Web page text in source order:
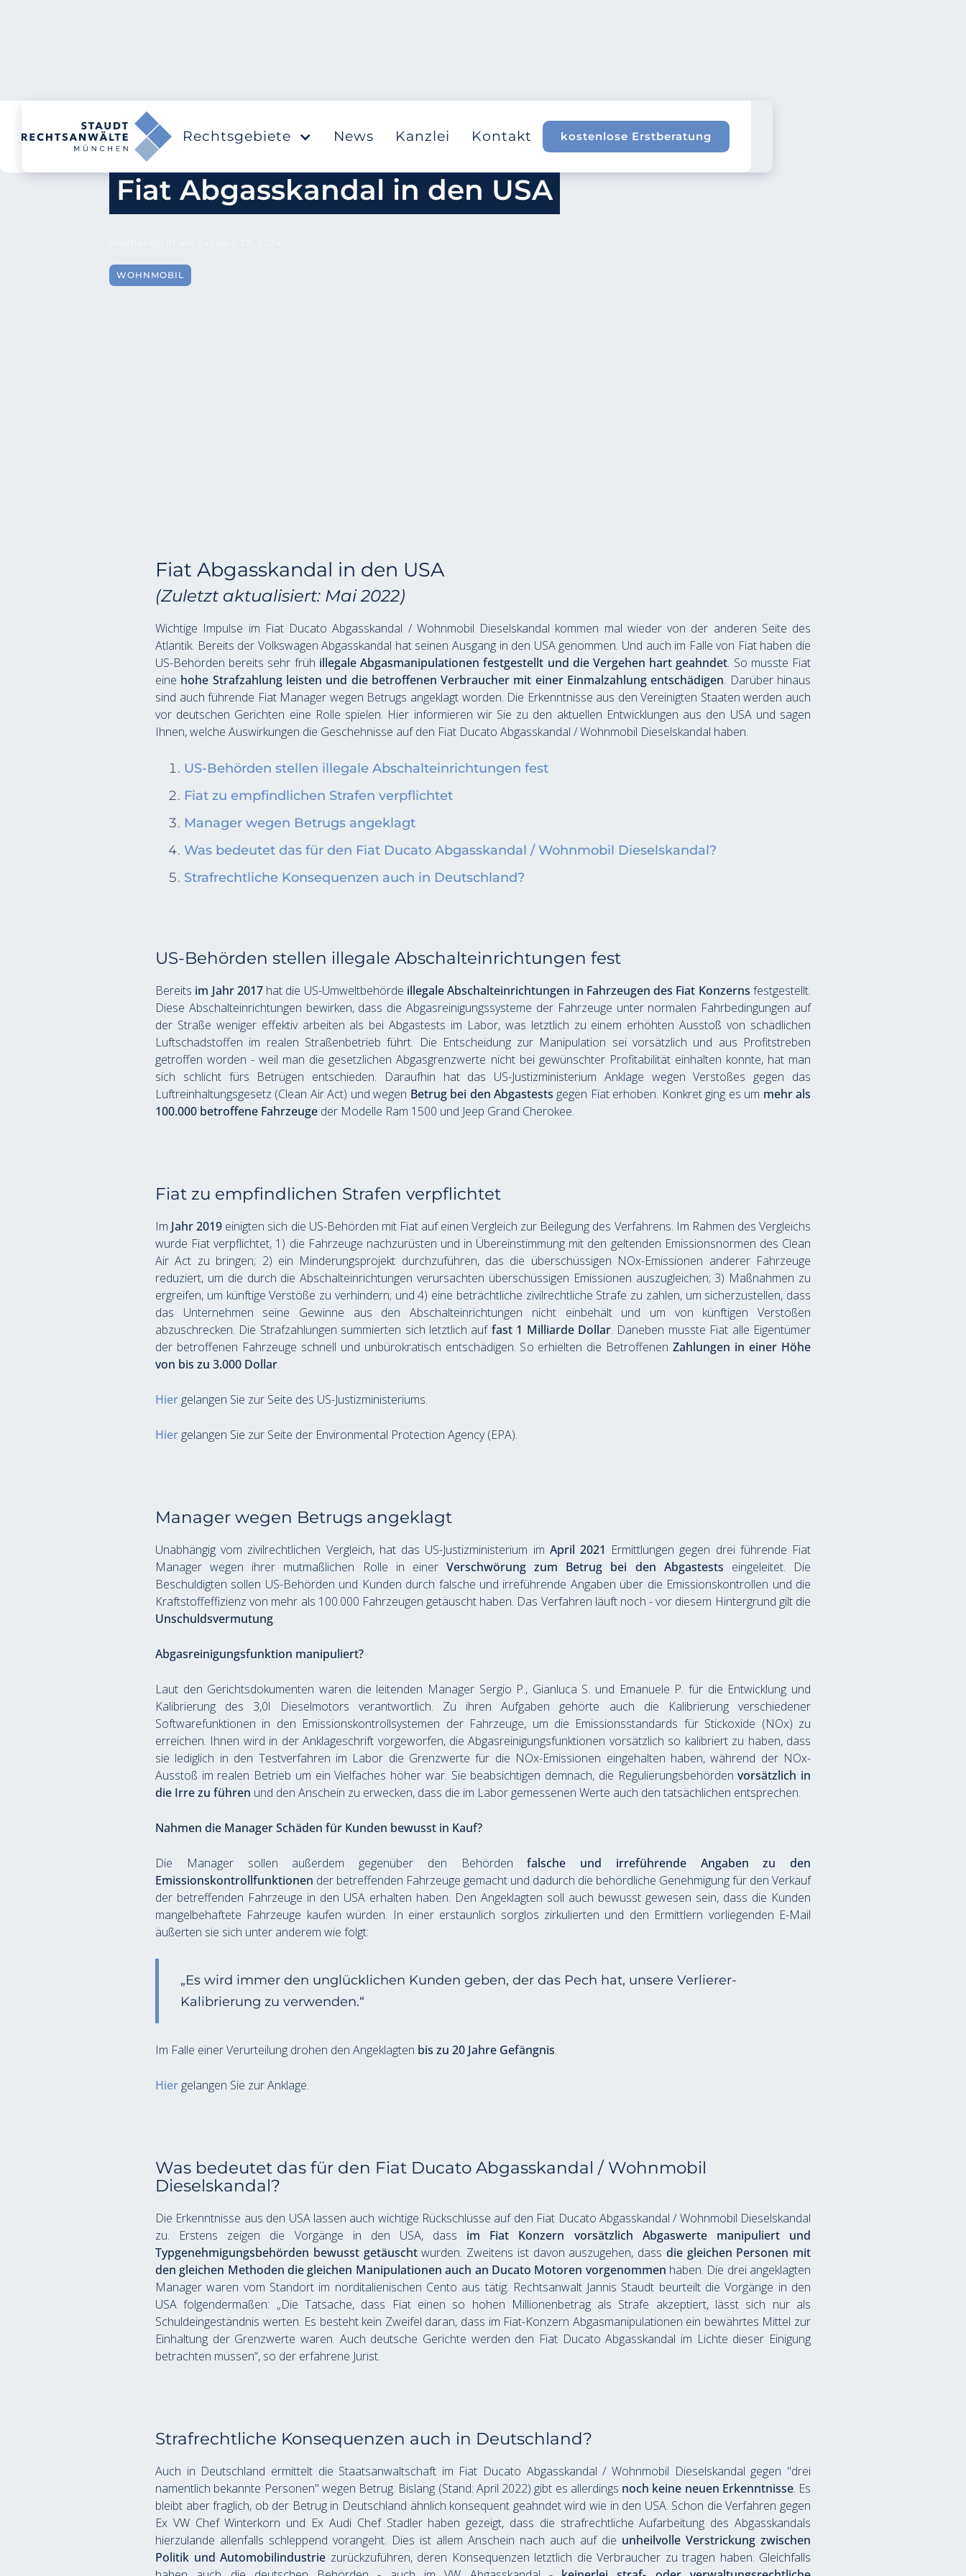
Rechtsgebiete News Kanzlei Kontakt kostenlose Erstberatung
Fiat Abgasskandal in den USA
WOHNMOBIL
Fiat Abgasskandal in den USA
(Zuletzt aktualisiert: Mai 2022)
Wichtige Impulse im Fiat Ducato Abgasskandal / Wohnmobil Dieselskandal kommen mal wieder von der anderen Seite des
Atlantik. Bereits der Volkswagen Abgasskandal hat seinen Ausgang in den USA genommen. Und auch im Falle von Fiat haben die
US-Behörden bereits sehr früh illegale Abgasmanipulationen festgestellt und die Vergehen hart geahndet. So musste Fiat
eine hohe Strafzahlung leisten und die betroffenen Verbraucher mit einer Einmalzahlung entschädigen. Darüber hinaus
sind auch führende Fiat Manager wegen Betrugs angeklagt worden. Die Erkenntnisse aus den Vereinigten Staaten werden auch
vor deutschen Gerichten eine Rolle spielen. Hier informieren wir Sie zu den aktuellen Entwicklungen aus den USA und sagen
Ihnen, welche Auswirkungen die Geschehnisse auf den Fiat Ducato Abgasskandal / Wohnmobil Dieselskandal haben.
US-Behörden stellen illegale Abschalteinrichtungen fest
Fiat zu empfindlichen Strafen verpflichtet
Manager wegen Betrugs angeklagt
Was bedeutet das für den Fiat Ducato Abgasskandal / Wohnmobil Dieselskandal?
Strafrechtliche Konsequenzen auch in Deutschland?
US-Behörden stellen illegale Abschalteinrichtungen fest
Bereits im Jahr 2017 hat die US-Umweltbehörde illegale Abschalteinrichtungen in Fahrzeugen des Fiat Konzerns festgestellt.
Diese Abschalteinrichtungen bewirken, dass die Abgasreinigungssysteme der Fahrzeuge unter normalen Fahrbedingungen auf
der Straße weniger effektiv arbeiten als bei Abgastests im Labor, was letztlich zu einem erhöhten Ausstoß von schädlichen
Luftschadstoffen im realen Straßenbetrieb führt. Die Entscheidung zur Manipulation sei vorsätzlich und aus Profitstreben
getroffen worden - weil man die gesetzlichen Abgasgrenzwerte nicht bei gewünschter Profitabilität einhalten konnte, hat man
sich schlicht fürs Betrügen entschieden. Daraufhin hat das US-Justizministerium Anklage wegen Verstoßes gegen das
Luftreinhaltungsgesetz (Clean Air Act) und wegen Betrug bei den Abgastests gegen Fiat erhoben. Konkret ging es um mehr als
100.000 betroffene Fahrzeuge der Modelle Ram 1500 und Jeep Grand Cherokee.
Fiat zu empfindlichen Strafen verpflichtet
Im Jahr 2019 einigten sich die US-Behörden mit Fiat auf einen Vergleich zur Beilegung des Verfahrens. Im Rahmen des Vergleichs
wurde Fiat verpflichtet, 1) die Fahrzeuge nachzurüsten und in Übereinstimmung mit den geltenden Emissionsnormen des Clean
Air Act zu bringen; 2) ein Minderungsprojekt durchzuführen, das die überschüssigen NOx-Emissionen anderer Fahrzeuge
reduziert, um die durch die Abschalteinrichtungen verursachten überschüssigen Emissionen auszugleichen; 3) Maßnahmen zu
ergreifen, um künftige Verstöße zu verhindern; und 4) eine beträchtliche zivilrechtliche Strafe zu zahlen, um sicherzustellen, dass
das Unternehmen seine Gewinne aus den Abschalteinrichtungen nicht einbehält und um von künftigen Verstößen
abzuschrecken. Die Strafzahlungen summierten sich letztlich auf fast 1 Milliarde Dollar. Daneben musste Fiat alle Eigentümer
der betroffenen Fahrzeuge schnell und unbürokratisch entschädigen. So erhielten die Betroffenen Zahlungen in einer Höhe
von bis zu 3.000 Dollar.
Hier gelangen Sie zur Seite des US-Justizministeriums.
Hier gelangen Sie zur Seite der Environmental Protection Agency (EPA).
Manager wegen Betrugs angeklagt
Unabhängig vom zivilrechtlichen Vergleich, hat das US-Justizministerium im April 2021 Ermittlungen gegen drei führende Fiat
Manager wegen ihrer mutmaßlichen Rolle in einer Verschwörung zum Betrug bei den Abgastests eingeleitet. Die
Beschuldigten sollen US-Behörden und Kunden durch falsche und irreführende Angaben über die Emissionskontrollen und die
Unschuldsvermutung.
Abgasreinigungsfunktion manipuliert?
Laut den Gerichtsdokumenten waren die leitenden Manager Sergio P., Gianluca S. und Emanuele P. für die Entwicklung und
Kalibrierung des 3,0l Dieselmotors verantwortlich. Zu ihren Aufgaben gehörte auch die Kalibrierung verschiedener
Softwarefunktionen in den Emissionskontrollsystemen der Fahrzeuge, um die Emissionsstandards für Stickoxide (NOx) zu
erreichen. Ihnen wird in der Anklageschrift vorgeworfen, die Abgasreinigungsfunktionen vorsätzlich so kalibriert zu haben, dass
sie lediglich in den Testverfahren im Labor die Grenzwerte für die NOx-Emissionen eingehalten haben, während der NOx-
Ausstoß im realen Betrieb um ein Vielfaches höher war. Sie beabsichtigen demnach, die Regulierungsbehörden vorsätzlich in
die Irre zu führen und den Anschein zu erwecken, dass die im Labor gemessenen Werte auch den tatsächlichen entsprechen.
Nahmen die Manager Schäden für Kunden bewusst in Kauf?
Die Manager sollen außerdem gegenüber den Behörden falsche und irreführende Angaben zu den
Emissionskontrollfunktionen der betreffenden Fahrzeuge gemacht und dadurch die behördliche Genehmigung für den Verkauf
der betreffenden Fahrzeuge in den USA erhalten haben. Den Angeklagten soll auch bewusst gewesen sein, dass die Kunden
mangelbehaftete Fahrzeuge kaufen würden. In einer erstaunlich sorglos zirkulierten und den Ermittlern vorliegenden E-Mail
äußerten sie sich unter anderem wie folgt:
„Es wird immer den unglücklichen Kunden geben, der das Pech hat, unsere Verlierer-
Kalibrierung zu verwenden.“
Im Falle einer Verurteilung drohen den Angeklagten bis zu 20 Jahre Gefängnis.
Hier gelangen Sie zur Anklage.
Was bedeutet das für den Fiat Ducato Abgasskandal / Wohnmobil
Dieselskandal?
Die Erkenntnisse aus den USA lassen auch wichtige Rückschlüsse auf den Fiat Ducato Abgasskandal / Wohnmobil Dieselskandal
zu. Erstens zeigen die Vorgänge in den USA, dass im Fiat Konzern vorsätzlich Abgaswerte manipuliert und
Typgenehmigungsbehörden bewusst getäuscht wurden. Zweitens ist davon auszugehen, dass die gleichen Personen mit
den gleichen Methoden die gleichen Manipulationen auch an Ducato Motoren vorgenommen haben. Die drei angeklagten
Manager waren vom Standort im norditalienischen Cento aus tätig. Rechtsanwalt Jannis Staudt beurteilt die Vorgänge in den
USA folgendermaßen: „Die Tatsache, dass Fiat einen so hohen Millionenbetrag als Strafe akzeptiert, lässt sich nur als
Schuldeingeständnis werten. Es besteht kein Zweifel daran, dass im Fiat-Konzern Abgasmanipulationen ein bewährtes Mittel zur
Einhaltung der Grenzwerte waren. Auch deutsche Gerichte werden den Fiat Ducato Abgasskandal im Lichte dieser Einigung
betrachten müssen“, so der erfahrene Jurist.
Strafrechtliche Konsequenzen auch in Deutschland?
Auch in Deutschland ermittelt die Staatsanwaltschaft im Fiat Ducato Abgasskandal / Wohnmobil Dieselskandal gegen "drei
namentlich bekannte Personen" wegen Betrug. Bislang (Stand: April 2022) gibt es allerdings noch keine neuen Erkenntnisse. Es
bleibt aber fraglich, ob der Betrug in Deutschland ähnlich konsequent geahndet wird wie in den USA. Schon die Verfahren gegen
Ex VW Chef Winterkorn und Ex Audi Chef Stadler haben gezeigt, dass die strafrechtliche Aufarbeitung des Abgasskandals
hierzulande allenfalls schleppend vorangeht. Dies ist allem Anschein nach auch auf die unheilvolle Verstrickung zwischen
Politik und Automobilindustrie zurückzuführen, deren Konsequenzen letztlich die Verbraucher zu tragen haben. Gleichfalls